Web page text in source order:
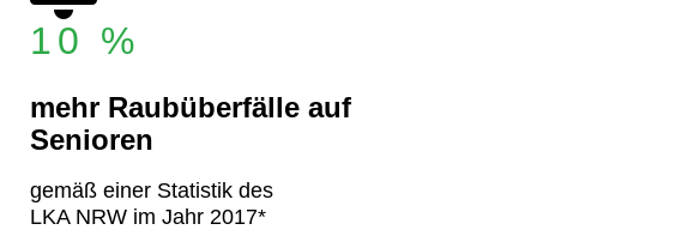
10 %
mehr Raubüberfälle auf
Senioren
gemäß einer Statistik des
LKA NRW im Jahr 2017*